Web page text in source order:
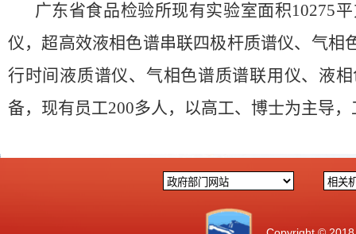
广东省食品检验所现有实验室面积10275
仪，超高效液相色谱串联四极杆质谱仪、气
行时间液质谱仪、气相色谱质谱联用仪、液
备，现有员工200多人，以高工、博士为主导